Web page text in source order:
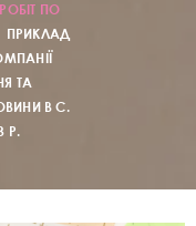
ПО
ПРИКЛАД
ТА
В С.
Р.